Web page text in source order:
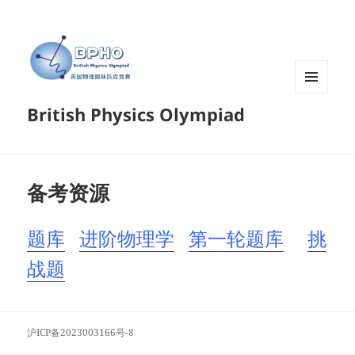
British Physics Olympiad
备考资源
题库 进阶物理学 第一轮题库
挑
战题
沪ICP备2023003166号-8